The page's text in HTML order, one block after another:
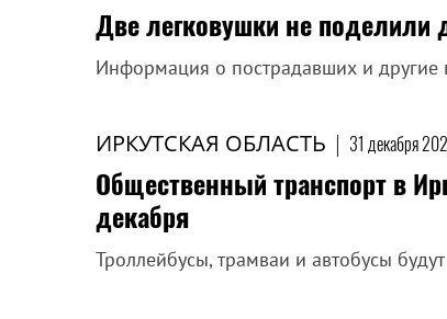
Две легковушки не поделили
Информация о пострадавших и
ИРКУТСКАЯ ОБЛАСТЬ | 31 декабря
Общественный транспорт в
декабря
Троллейбусы, трамваи и автобусы